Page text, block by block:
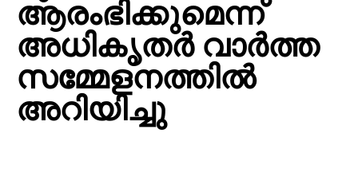
ആരംഭിക്കുമെന്ന്
അധികൃതര്‍ വാര്‍ത്ത
സമ്മേളനത്തില്‍
അറിയിച്ചു